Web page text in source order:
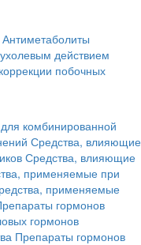
Антиметаболиты
действием
побочных
комбинированной
Средства, влияющие
Средства, влияющие
применяемые при
применяемые
гормонов
гормонов
Препараты гормонов